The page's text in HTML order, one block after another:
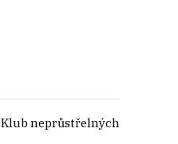
Klub neprůstřelných